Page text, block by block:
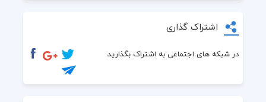
اشتراک گذاری
در شبکه های اجتماعی به اشتراک بگذارید